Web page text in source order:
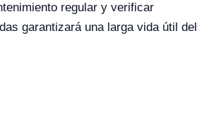
regular y verificar
garantizará una larga vida útil del